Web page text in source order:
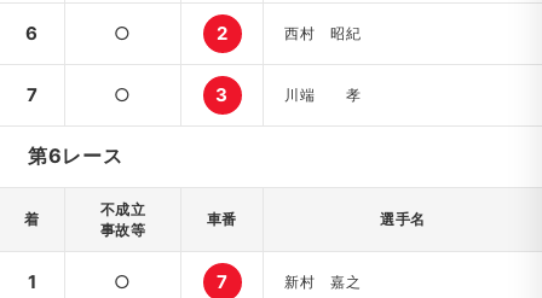
6 ○ 2 西村 昭紀
7 ○ 3 川端 孝
第6レース
着
不成立
事故等
車番 選手名
1 ○ 7 新村 嘉之